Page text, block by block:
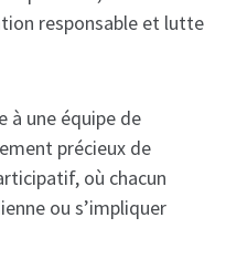
responsable et lutte
à une équipe de
précieux de
où chacun
ou s’impliquer